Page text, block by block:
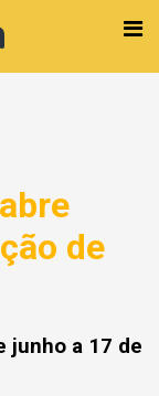
de
junho a 17 de